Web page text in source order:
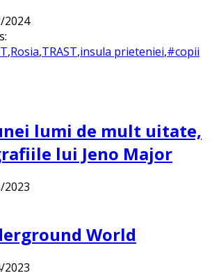
2024
,Rosia,TRAST,insula prieteniei,#copii
lumi de mult uitate,
lui Jeno Major
2023
World
2023